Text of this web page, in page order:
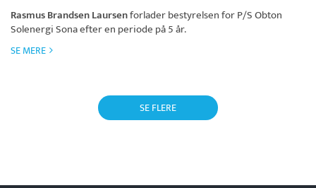
Rasmus Brandsen Laursenforlader bestyrelsen forP/S Obton
Solenergi Sonaefter en periode på 5 år.
SE MERE
SE FLERE